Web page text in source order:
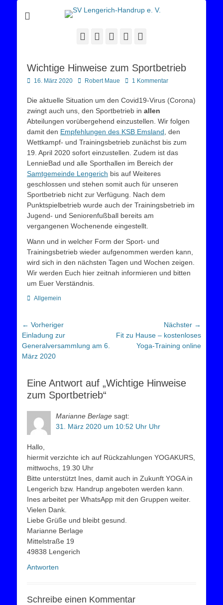
SV Lengerich-
Handrup e. V.
Sportverein Lengerich Handrup
Facebook
Twitter YouTube
Wichtige Hinweise zum Sportbetrieb
Posted
16. März 2020 AutorRobert Maue 1 Kommentar
Die aktuelle Situation um den Covid19-Virus (Corona)
zwingt auch uns, den Sportbetrieb in allen
Abteilungen vorübergehend einzustellen. Wir folgen
damit den Empfehlungen des KSB Emsland , den
Wettkampf- und Trainingsbetrieb zunächst bis zum
19. April 2020 sofort einzustellen. Zudem ist das
LennieBad und alle Sporthallen im Bereich der
Samtgemeinde Lengerich bis auf Weiteres
geschlossen und stehen somit auch für unseren
Sportbetrieb nicht zur Verfügung. Nach dem
Punktspielbetrieb wurde auch der Trainingsbetrieb im
Jugend- und Seniorenfußball bereits am
vergangenen Wochenende eingestellt.
Wann und in welcher Form der Sport- und
Trainingsbetrieb wieder aufgenommen werden kann,
wird sich in den nächsten Tagen und Wochen zeigen.
Wir werden Euch hier zeitnah informieren und bitten
um Euer Verständnis.
Kategorien
Allgemein
Beitragsnavigation
← Vorheriger
Vorheriger
Beitrag:
Einladung zur
Generalversammlung am 6.
März 2020
Nächster →
Nächster
Fit zu Hause – kostenloses
Yoga-Training online
Eine Antwort auf „Wichtige Hinweise
zum Sportbetrieb“
Marianne Berlage sagt:
31. März 2020 um 10:52 Uhr Uhr
Hallo,
hiermit verzichte ich auf Rückzahlungen YOGAKURS,
mittwochs, 19.30 Uhr
Bitte unterstützt Ines, damit auch in Zukunft YOGA in
Lengerich bzw. Handrup angeboten werden kann.
Ines arbeitet per WhatsApp mit den Gruppen weiter.
Vielen Dank.
Liebe Grüße und bleibt gesund.
Marianne Berlage
Mittelstraße 19
49838 Lengerich
Antworten
Schreibe einen Kommentar